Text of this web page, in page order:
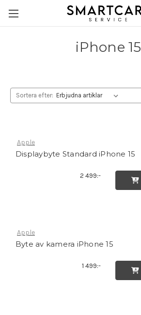
iPhone 15
Sortera efter:
Apple
Displaybyte Standard iPhone 15
2 499:-

Apple
Byte av kamera iPhone 15
1 499:-
